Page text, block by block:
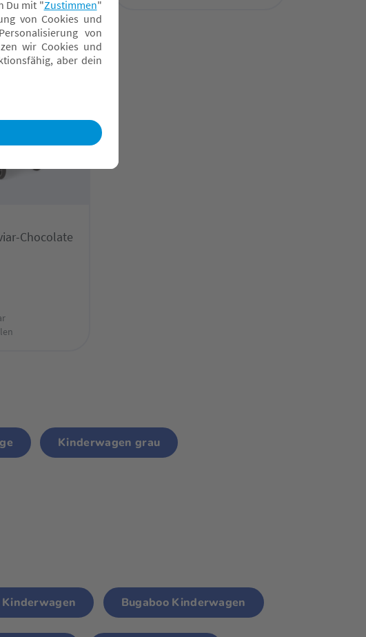
Chocolate
Kinderwagen grau
Bugaboo Kinderwagen